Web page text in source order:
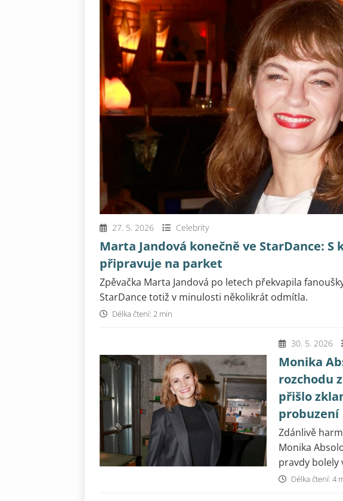
27. 5. 2026 Celebrity
Marta Jandová konečně ve StarDance:
připravuje na parket
Zpěvačka Marta Jandová po letech překvapila
StarDance totiž v minulosti několikrát odmítla.
Délka čtení: 2 min
30. 5. 2026
Monika
rozchodu
přišlo
probuzení
Zdánlivě
Monika
pravdy bolely
Délka čtení: 4